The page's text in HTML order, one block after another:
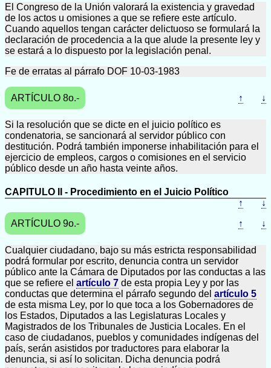
El Congreso de la Unión valorará la existencia y gravedad
de los actos u omisiones a que se refiere este artículo.
Cuando aquellos tengan carácter delictuoso se formulará la
declaración de procedencia a la que alude la presente ley y
se estará a lo dispuesto por la legislación penal.
Fe de erratas al párrafo DOF 10-03-1983
ARTÍCULO 8o.- ↑ ↓
Si la resolución que se dicte en el juicio político es
condenatoria, se sancionará al servidor público con
destitución. Podrá también imponerse inhabilitación para el
ejercicio de empleos, cargos o comisiones en el servicio
público desde un año hasta veinte años.
CAPITULO II - Procedimiento en el Juicio Político
↑
↓
ARTÍCULO 9o.-
↑ ↓
Cualquier ciudadano, bajo su más estricta responsabilidad
podrá formular por escrito, denuncia contra un servidor
público ante la Cámara de Diputados por las conductas a las
que se refiere el artículo 7 de esta propia Ley y por las
conductas que determina el párrafo segundo del artículo 5
de esta misma Ley, por lo que toca a los Gobernadores de
los Estados, Diputados a las Legislaturas Locales y
Magistrados de los Tribunales de Justicia Locales. En el
caso de ciudadanos, pueblos y comunidades indígenas del
país, serán asistidos por traductores para elaborar la
denuncia, si así lo solicitan. Dicha denuncia podrá